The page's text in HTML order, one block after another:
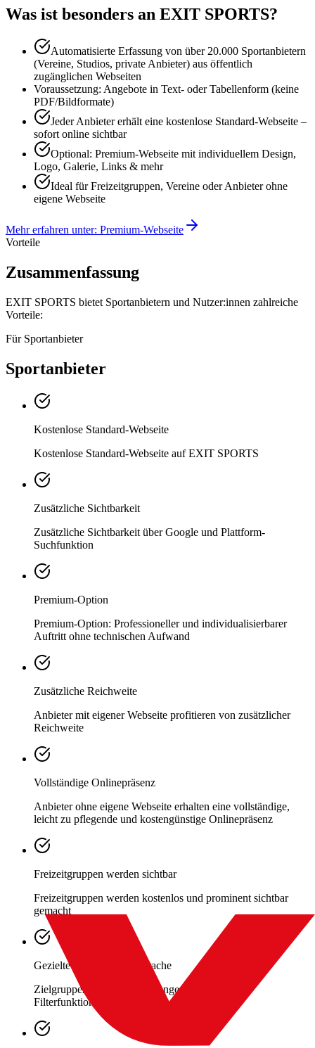
Was ist besonders an EXIT SPORTS?
Automatisierte Erfassung von über 20.000 Sportanbietern
(Vereine, Studios, private Anbieter) aus öffentlich
zugänglichen Webseiten
Voraussetzung: Angebote in Text- oder Tabellenform (keine
PDF/Bildformate)
Jeder Anbieter erhält eine kostenlose Standard-Webseite –
sofort online sichtbar
Optional: Premium-Webseite mit individuellem Design,
Logo, Galerie, Links & mehr
Ideal für Freizeitgruppen, Vereine oder Anbieter ohne
eigene Webseite
Mehr erfahren unter: Premium-Webseite
Vorteile
Zusammenfassung
EXIT SPORTS bietet Sportanbietern und Nutzer:innen zahlreiche
Vorteile:
Für Sportanbieter
Sportanbieter
Kostenlose Standard-Webseite
Kostenlose Standard-Webseite auf EXIT SPORTS
Zusätzliche Sichtbarkeit
Zusätzliche Sichtbarkeit über Google und Plattform-
Suchfunktion
Premium-Option
Premium-Option: Professioneller und individualisierbarer
Auftritt ohne technischen Aufwand
Zusätzliche Reichweite
Anbieter mit eigener Webseite profitieren von zusätzlicher
Reichweite
Vollständige Onlinepräsenz
Anbieter ohne eigene Webseite erhalten eine vollständige,
leicht zu pflegende und kostengünstige Onlinepräsenz
Freizeitgruppen werden sichtbar
Freizeitgruppen werden kostenlos und prominent sichtbar
gemacht
Gezielte Zielgruppenansprache
Zielgruppen werden gezielt angesprochen über
Filterfunktionen